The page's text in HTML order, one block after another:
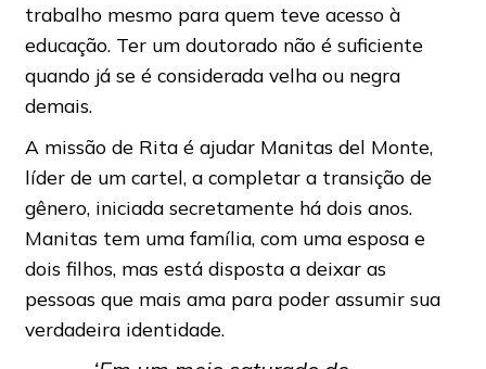
trabalho mesmo para quem teve acesso à
educação. Ter um doutorado não é suficiente
quando já se é considerada velha ou negra
demais.
A missão de Rita é ajudar Manitas del Monte,
líder de um cartel, a completar a transição de
gênero, iniciada secretamente há dois anos.
Manitas tem uma família, com uma esposa e
dois filhos, mas está disposta a deixar as
pessoas que mais ama para poder assumir sua
verdadeira identidade.